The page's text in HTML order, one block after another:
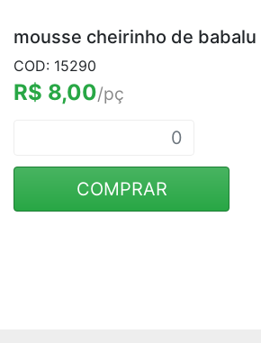
mousse cheirinho de babalu
COD: 15290
R$ 8,00/pç
COMPRAR